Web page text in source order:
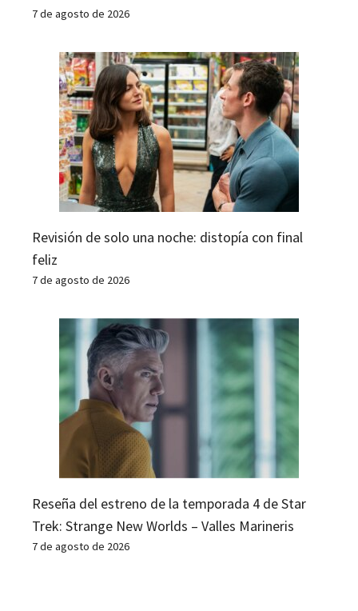
7 de agosto de 2026
Revisión de solo una noche: distopía con final
feliz
7 de agosto de 2026
Reseña del estreno de la temporada 4 de Star
Trek: Strange New Worlds – Valles Marineris
7 de agosto de 2026